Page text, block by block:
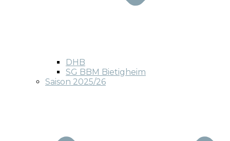
DHB
SG BBM Bietigheim
Saison 2025/26